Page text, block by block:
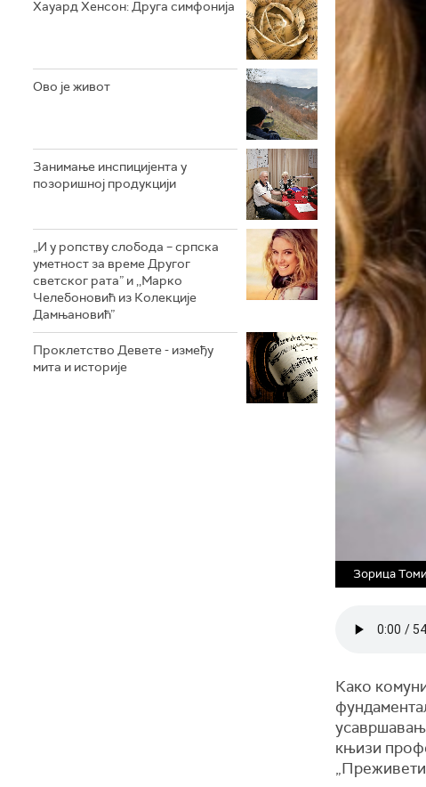
Хауард Хенсон: Друга симфонија
Ово је живот
Занимање инспицијента у
позоришној продукцији
„И у ропству слобода – српска
уметност за време Другог
светског рата” и ,,Марко
Челебоновић из Колекције
Дамњановић”
Проклетство Девете - између
мита и историје
Зорица
Како
књизи
„Преживети